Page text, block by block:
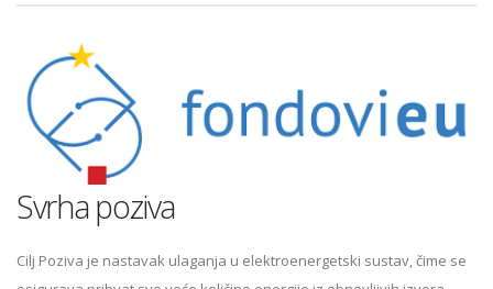
Svrha poziva
Cilj Poziva je nastavak ulaganja u elektroenergetski sustav, čime se